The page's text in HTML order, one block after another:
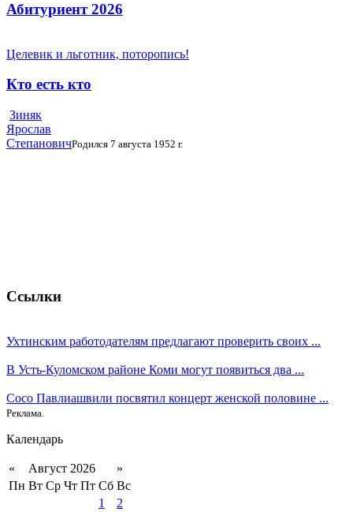
Абитуриент 2026
Целевик и льготник, поторопись!
Кто есть кто
Зиняк
Ярослав
СтепановичРодился 7 августа 1952 г.
Ссылки
Ухтинским работодателям предлагают проверить своих ...
В Усть-Куломском районе Коми могут появиться два ...
Сосо Павлиашвили посвятил концерт женской половине ...
Реклама.
Календарь
« Август 2026
»
Пн Вт Ср Чт Пт Сб Вс
1
2